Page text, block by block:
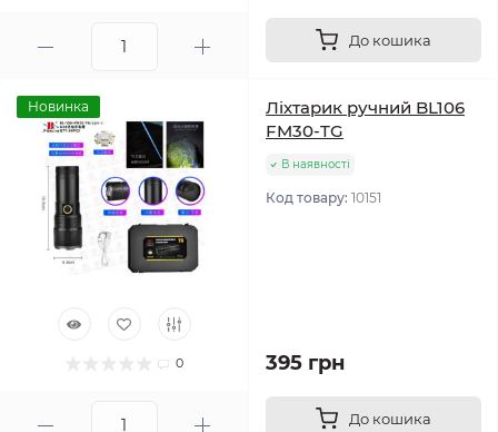
До кошика
Новинка
0
Ліхтарик ручний BL106
FM30-TG
В наявності
Код товару: 10151
395 грн
До кошика